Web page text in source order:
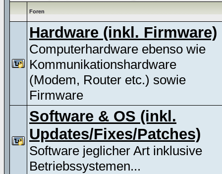
Foren
Hardware (inkl. Firmware)
Computerhardware ebenso wie
Kommunikationshardware
(Modem, Router etc.) sowie
Firmware
Software & OS (inkl.
Updates/Fixes/Patches)
Software jeglicher Art inklusive
Betriebssystemen...